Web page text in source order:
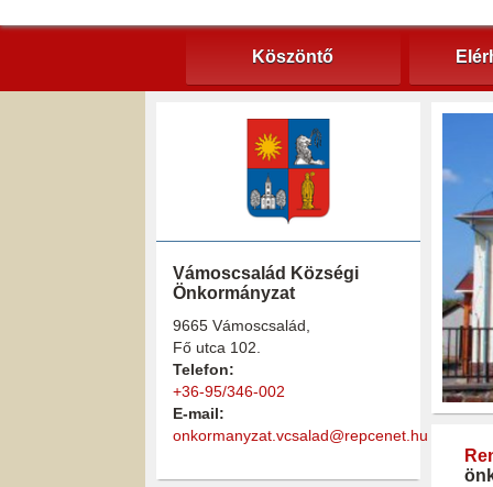
Köszöntő
Vámoscsalád Községi
Önkormányzat
9665 Vámoscsalád,
Fő utca 102.
Telefon:
+36-95/346-002
E-mail:
onkormanyzat.vcsalad@repcenet.hu